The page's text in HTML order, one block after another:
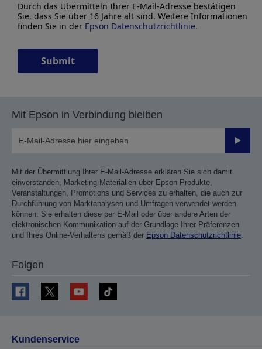
Durch das Übermitteln Ihrer E-Mail-Adresse bestätigen
Sie, dass Sie über 16 Jahre alt sind. Weitere Informationen
finden Sie in der Epson Datenschutzrichtlinie.
Submit
Mit Epson in Verbindung bleiben
Mit der Übermittlung Ihrer E-Mail-Adresse erklären Sie sich damit
einverstanden, Marketing-Materialien über Epson Produkte,
Veranstaltungen, Promotions und Services zu erhalten, die auch zur
Durchführung von Marktanalysen und Umfragen verwendet werden
können. Sie erhalten diese per E-Mail oder über andere Arten der
elektronischen Kommunikation auf der Grundlage Ihrer Präferenzen
und Ihres Online-Verhaltens gemäß der Epson Datenschutzrichtlinie.
Folgen
Kundenservice